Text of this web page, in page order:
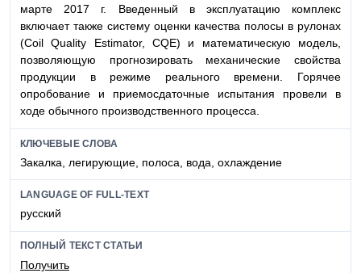
марте 2017 г. Введенный в эксплуатацию комплекс
включает также систему оценки качества полосы в рулонах
(Coil Quality Estimator, CQE) и математическую модель,
позволяющую прогнозировать механические свойства
продукции в режиме реального времени. Горячее
опробование и приемосдаточные испытания провели в
ходе обычного производственного процесса.
КЛЮЧЕВЫЕ СЛОВА
Закалка, легирующие, полоса, вода, охлаждение
LANGUAGE OF FULL-TEXT
русский
ПОЛНЫЙ ТЕКСТ СТАТЬИ
Получить